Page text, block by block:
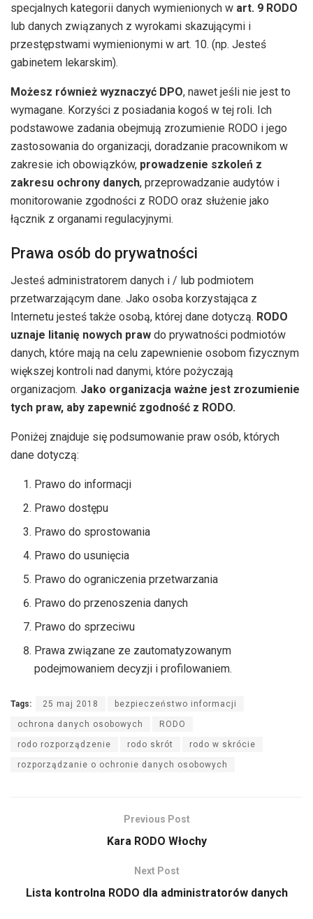
specjalnych kategorii danych wymienionych w art. 9 RODO
lub danych związanych z wyrokami skazującymi i
przestępstwami wymienionymi w art. 10. (np. Jesteś
gabinetem lekarskim).
Możesz również wyznaczyć DPO, nawet jeśli nie jest to
wymagane. Korzyści z posiadania kogoś w tej roli. Ich
podstawowe zadania obejmują zrozumienie RODO i jego
zastosowania do organizacji, doradzanie pracownikom w
zakresie ich obowiązków, prowadzenie szkoleń z
zakresu ochrony danych, przeprowadzanie audytów i
monitorowanie zgodności z RODO oraz służenie jako
łącznik z organami regulacyjnymi.
Prawa osób do prywatności
Jesteś administratorem danych i / lub podmiotem
przetwarzającym dane. Jako osoba korzystająca z
Internetu jesteś także osobą, której dane dotyczą. RODO
uznaje litanię nowych praw do prywatności podmiotów
danych, które mają na celu zapewnienie osobom fizycznym
większej kontroli nad danymi, które pożyczają
organizacjom. Jako organizacja ważne jest zrozumienie
tych praw, aby zapewnić zgodność z RODO.
Poniżej znajduje się podsumowanie praw osób, których
dane dotyczą:
Prawo do informacji
Prawo dostępu
Prawo do sprostowania
Prawo do usunięcia
Prawo do ograniczenia przetwarzania
Prawo do przenoszenia danych
Prawo do sprzeciwu
Prawa związane ze zautomatyzowanym
podejmowaniem decyzji i profilowaniem.
Tags: 25 maj 2018 bezpieczeństwo informacji
ochrona danych osobowych RODO
rodo rozporządzenie rodo skrót rodo w skrócie
rozporządzanie o ochronie danych osobowych
Previous Post
Kara RODO Włochy
Next Post
Lista kontrolna RODO dla administratorów danych